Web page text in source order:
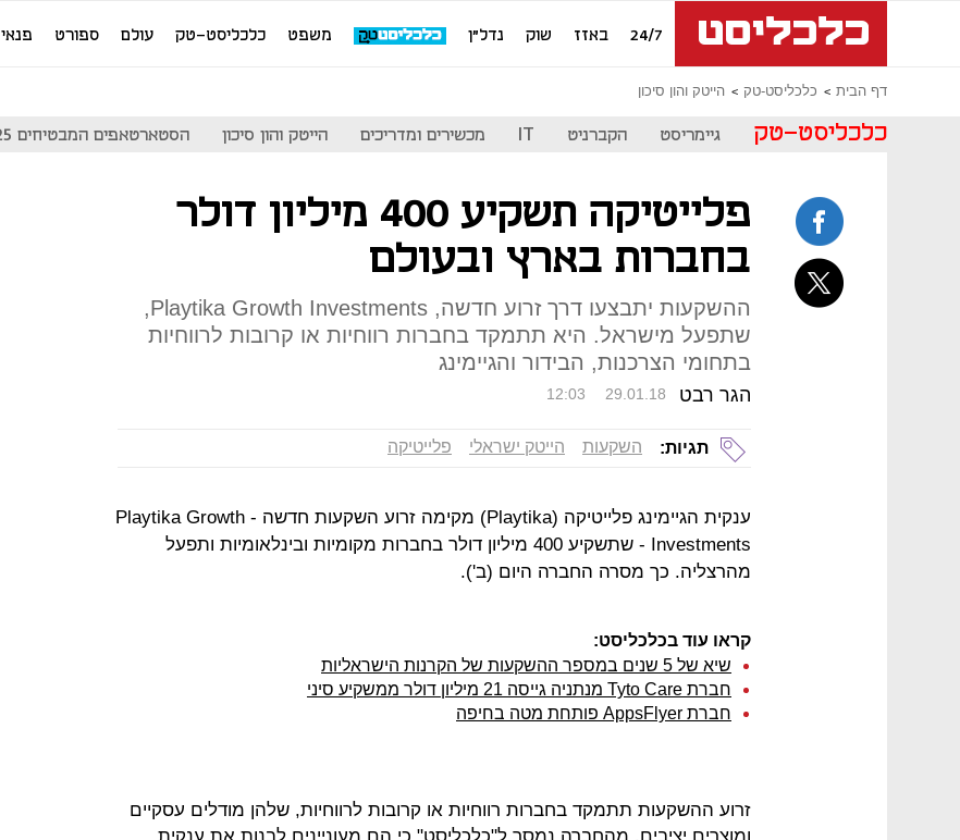
24/7 באזז שוק נדל"ן משפט כלכליסט-טק עולם ספורט פנאי
דף הבית כלכליסט-טק הייטק והון סיכון
כלכליסט-טק גיימריסט הקברניט IT מכשירים ומדריכים הייטק והון סיכון הסטארטאפים המבטיחים 25
פלייטיקה תשקיע 400 מיליון דולר
בחברות בארץ ובעולם
ההשקעות יתבצעו דרך זרוע חדשה, Playtika Growth Investments,
שתפעל מישראל. היא תתמקד בחברות רווחיות או קרובות לרווחיות
בתחומי הצרכנות, הבידור והגיימינג
הגר רבט 12:03 29.01.18
תגיות: השקעות הייטק ישראלי פלייטיקה
ענקית הגיימינג פלייטיקה (Playtika) מקימה זרוע השקעות חדשה - Playtika Growth
Investments - שתשקיע 400 מיליון דולר בחברות מקומיות ובינלאומיות ותפעל
מהרצליה. כך מסרה החברה היום (ב').
קראו עוד בכלכליסט:
שיא של 5 שנים במספר ההשקעות של הקרנות הישראליות
חברת Tyto Care מנתניה גייסה 21 מיליון דולר ממשקיע סיני
חברת AppsFlyer פותחת מטה בחיפה
זרוע ההשקעות תתמקד בחברות רווחיות או קרובות לרווחיות, שלהן מודלים עסקיים